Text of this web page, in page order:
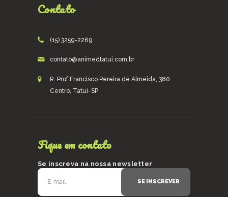
Contato
(15) 3259-2269
contato@animedtatui.com.br
R. Prof.Francisco Pereira de Almeida, 380.
Centro, Tatuí-SP
Fique em contato
Se inscreva na nossa newsletter